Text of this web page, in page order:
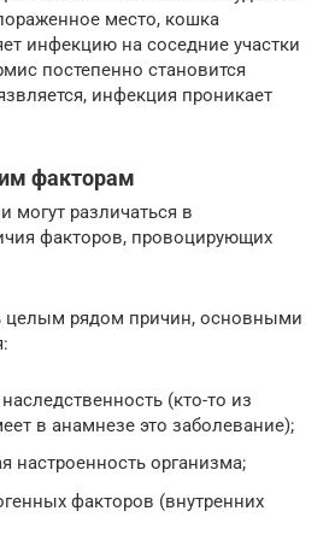
место, кошка
инфекцию на соседние участки
постепенно становится
инфекция проникает
факторам
могут различаться в
факторов, провоцирующих
целым рядом причин, основными
(кто-то из
в анамнезе это заболевание);
настроенность организма;
факторов (внутренних